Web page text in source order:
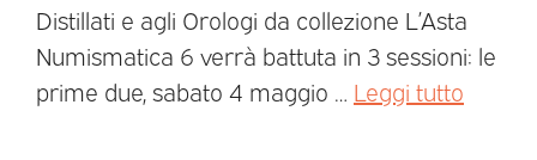
Distillati e agli Orologi da collezione L’Asta
Numismatica 6 verrà battuta in 3 sessioni: le
prime due, sabato 4 maggio … Leggi tutto